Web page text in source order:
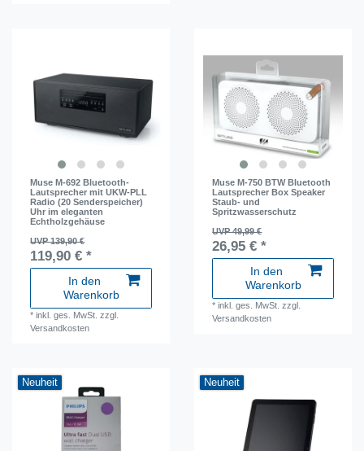
Muse M-692 Bluetooth-
Lautsprecher mit UKW-PLL
Radio (20 Senderspeicher)
Uhr im eleganten
Echtholzgehäuse
UVP 139,90 €
119,90 € *
In den
Warenkorb
*inkl. ges. MwSt. zzgl.
Versandkosten
Muse M-750 BTW Bluetooth
Lautsprecher Box Speaker
Staub- und
Spritzwasserschutz
UVP 49,99 €
26,95 € *
In den
Warenkorb
*inkl. ges. MwSt. zzgl.
Versandkosten
Neuheit Neuheit